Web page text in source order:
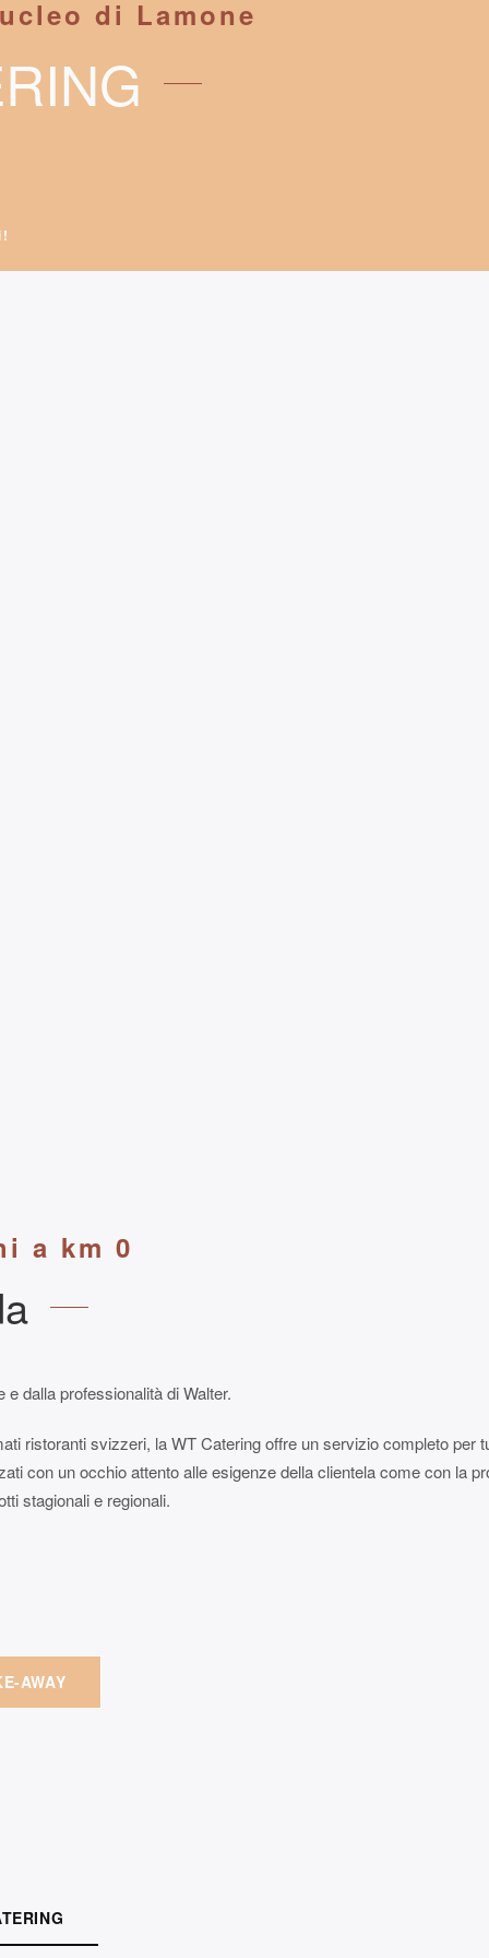
di Lamone
a km 0
dalla professionalità di Walter.
ristoranti svizzeri, la WT Catering offre un servizio completo per
con un occhio attento alle esigenze della clientela come con la
stagionali e regionali.
AWAY